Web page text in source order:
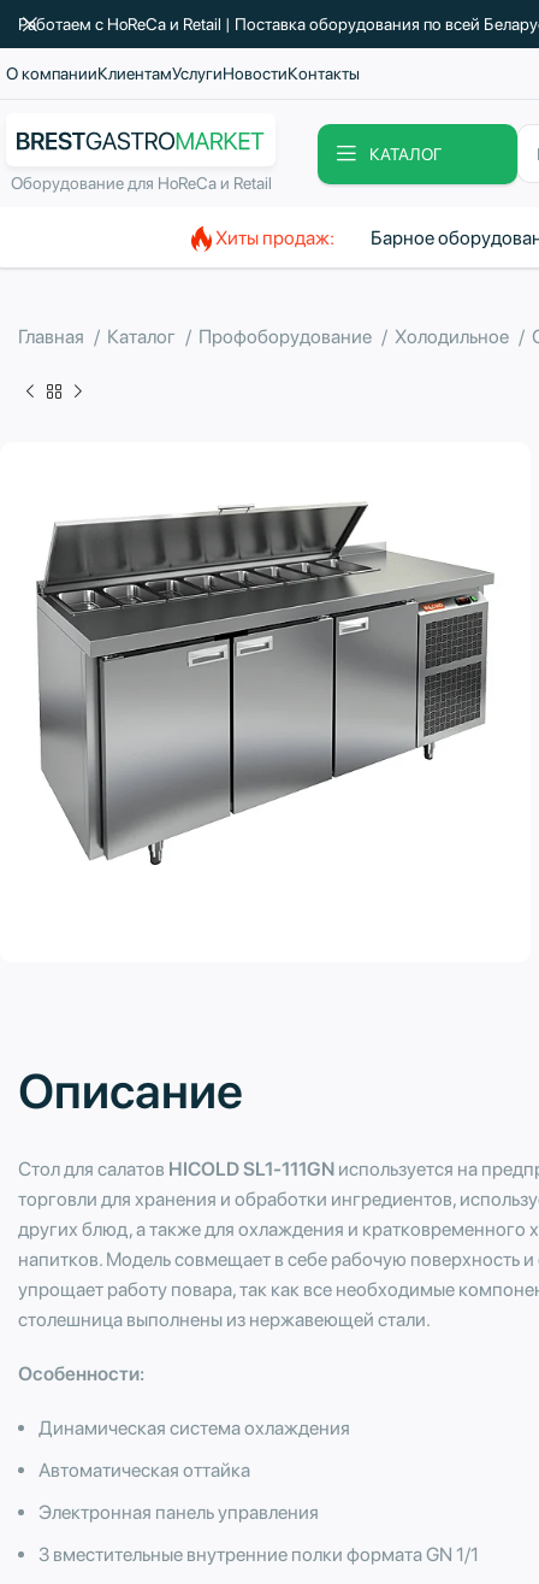
О компанииКлиентамУслугиНовостиКонтакты
Оборудование для HoReCa и Retail
КАТАЛОГ
Хиты продаж: Барное
Главная Каталог Профоборудование Холодильное
Описание
Стол для салатов HICOLD SL1-111GN используется на
торговли для хранения и обработки ингредиентов,
других блюд, а также для охлаждения и кратковременного
напитков. Модель совмещает в себе рабочую поверхность
упрощает работу повара, так как все необходимые
столешница выполнены из нержавеющей стали.
Особенности:
Динамическая система охлаждения
Автоматическая оттайка
Электронная панель управления
3 вместительные внутренние полки формата GN 1/1
Работаем с HoReCa и Retail | Поставка оборудования по всей